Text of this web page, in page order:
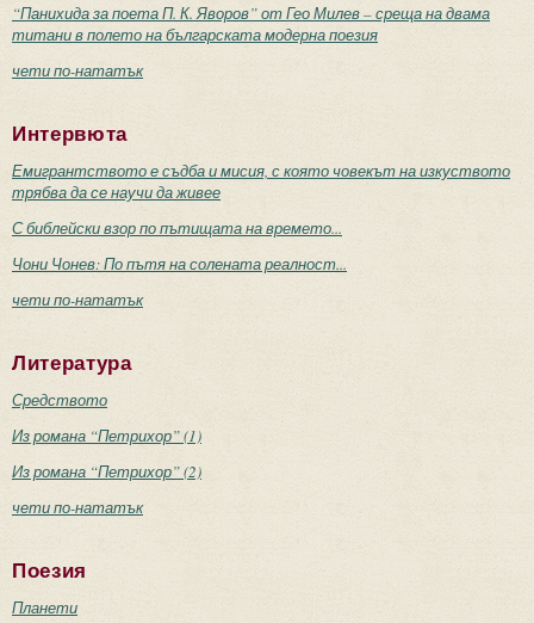
“Панихида за поета П. К. Яворов” от Гео Милев – среща на двама
титани в полето на българската модерна поезия
чети по-нататък
Интервюта
Емигрантството е съдба и мисия, с която човекът на изкуството
трябва да се научи да живее
С библейски взор по пътищата на времето...
Чони Чонев: По пътя на солената реалност...
чети по-нататък
Литература
Средството
Из романа “Петрихор” (1)
Из романа “Петрихор” (2)
чети по-нататък
Поезия
Планети